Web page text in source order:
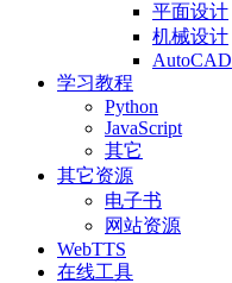
平面设计
机械设计
AutoCAD
学习教程
Python
JavaScript
其它
其它资源
电子书
网站资源
WebTTS
在线工具